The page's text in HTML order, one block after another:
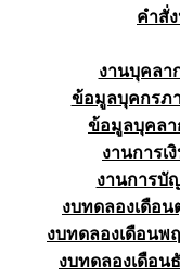
คำสั่
งานบุคลา
ข้อมูลบุคกรภ
ข้อมูลบุคลา
งานการเ
งานการบั
งบทดลองเดือ
งบทดลองเดือนพ
งบทดลองเดือน